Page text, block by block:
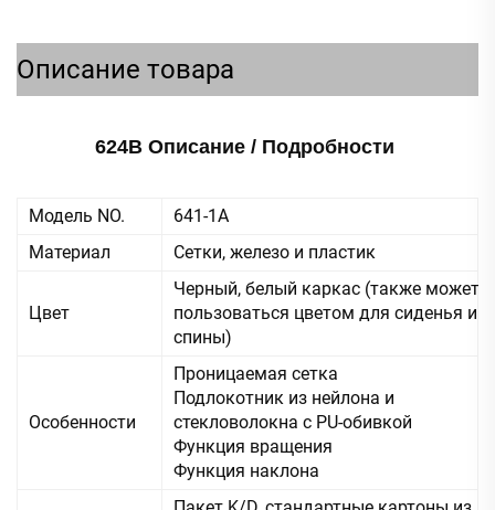
Описание товара
624B Описание / Подробности
Модель NO.
641-1А
Материал
Сетки, железо и пластик
Цвет
Черный, белый каркас (также может
пользоваться цветом для сиденья и
спины)
Особенности
Проницаемая сетка
Подлокотник из нейлона и
стекловолокна с PU-обивкой
Функция вращения
Функция наклона